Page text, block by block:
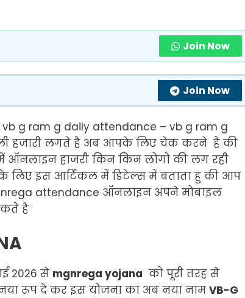
Join Now
Join Now
vb g ram g daily attendance – vb g ram g
हजारी लगते है अब आपके लिए चेक करने है की
ऑनलाइन हाजरी किन किन लोगो की लग रही
लिए इस आर्टिकल में डिटेल्स में बताता हु की आप
attendance ऑनलाइन अपने मोबाइल
है
2026 से mgnrega yojana को पूरी तरह से
रूप दे कर इस योजना का अब नया नाम VB-G